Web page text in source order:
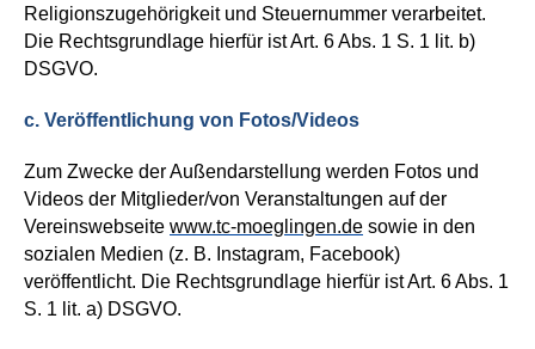
Religionszugehörigkeit und Steuernummer verarbeitet.
Die Rechtsgrundlage hierfür ist Art. 6 Abs. 1 S. 1 lit. b)
DSGVO.
c. Veröffentlichung von Fotos/Videos
Zum Zwecke der Außendarstellung werden Fotos und
Videos der Mitglieder/von Veranstaltungen auf der
Vereinswebseite www.tc-moeglingen.de sowie in den
sozialen Medien (z. B. Instagram, Facebook)
veröffentlicht. Die Rechtsgrundlage hierfür ist Art. 6 Abs. 1
S. 1 lit. a) DSGVO.